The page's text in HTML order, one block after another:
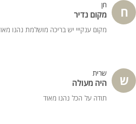
ח חן
מקום נדיר
מקום ענקייי יש בריכה מושלמת נהנו
ש שרית
היה מעולה
תודה על הכל נהנו מאוד